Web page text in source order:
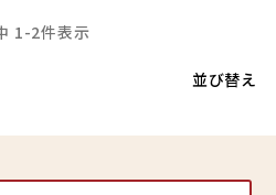
並び替え
1-2件表示